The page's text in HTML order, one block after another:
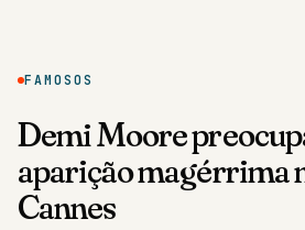
FAMOSOS
Demi Moore
aparição magérrima
Cannes